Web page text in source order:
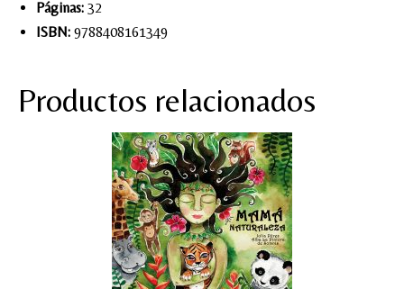
Páginas: 32
ISBN: 9788408161349
Productos relacionados